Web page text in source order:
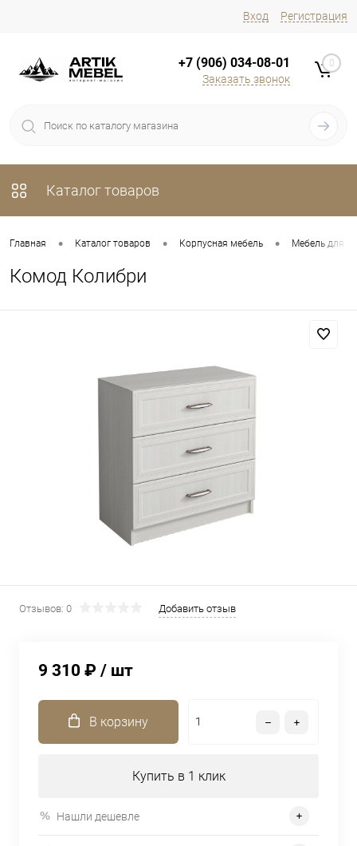
Вход Регистрация
+7 (906) 034-08-01
Заказать звонок
0
Каталог товаров
Главная • Каталог товаров • Корпусная мебель • Мебель для
Комод Колибри
Отзывов: 0 Добавить отзыв
9 310 ₽ / шт
В корзину
Купить в 1 клик
Нашли дешевле